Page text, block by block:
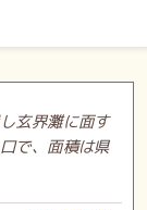
玄界灘に面す
で、面積は県